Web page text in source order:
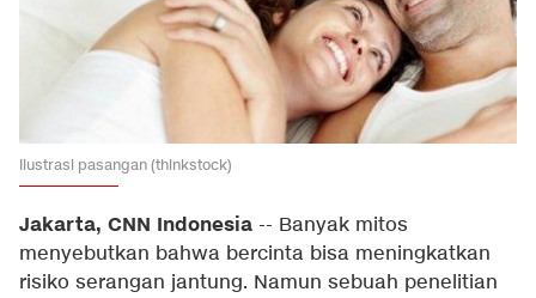
Ilustrasi pasangan (thinkstock)
Jakarta, CNN Indonesia -- Banyak mitos
menyebutkan bahwa bercinta bisa meningkatkan
risiko serangan jantung. Namun sebuah penelitian